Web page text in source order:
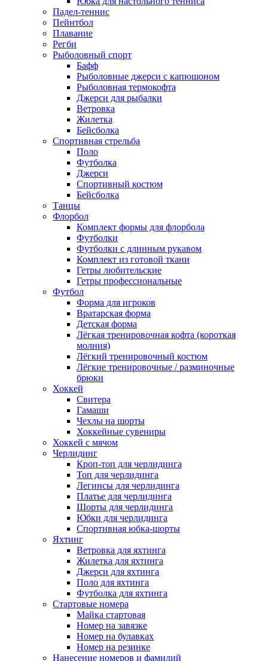
Падел-теннис
Пейнтбол
Плавание
Регби
Рыболовный спорт
Бафф
Рыболовные джерси с капюшоном
Рыболовная термокофта
Джерси для рыбалки
Ветровка
Жилетка
Бейсболка
Спортивная стрельба
Поло
Футболка
Джерси
Спортивный костюм
Бейсболка
Танцы
Флорбол
Комплект формы для флорбола
Футболки
Футболки с длинным рукавом
Комплект из готовой ткани
Гетры любительские
Гетры профессиональные
Футбол
Форма для игроков
Вратарская форма
Детская форма
Лёгкая тренировочная кофта (короткая
молния)
Лёгкий тренировочный костюм
Лёгкие тренировочные / разминочные
брюки
Хоккей
Свитера
Гамаши
Чехлы на шорты
Хоккейные сувениры
Хоккей с мячом
Черлидинг
Кроп-топ для черлидинга
Топ для черлидинга
Легинсы для черлидинга
Платье для черлидинга
Шорты для черлидинга
Юбки для черлидинга
Спортивная юбка-шорты
Яхтинг
Ветровка для яхтинга
Жилетка для яхтинга
Джерси для яхтинга
Поло для яхтинга
Футболка для яхтинга
Стартовые номера
Майка стартовая
Номер на завязке
Номер на булавках
Номер на резинке
Нанесение номеров и фамилий